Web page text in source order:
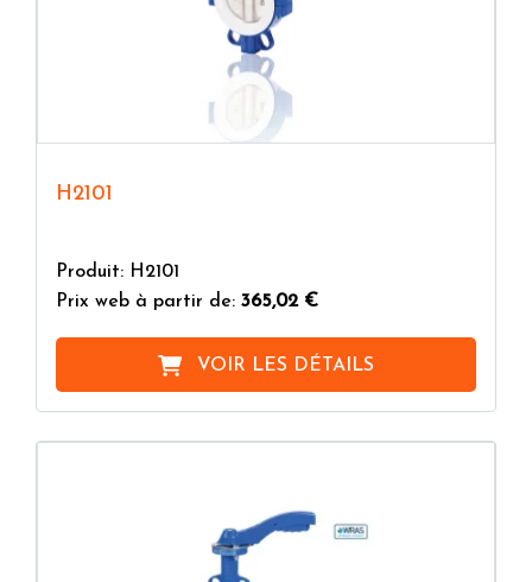
H2101
Produit: H2101
Prix web à partir de: 365,02 €
VOIR LES DÉTAILS